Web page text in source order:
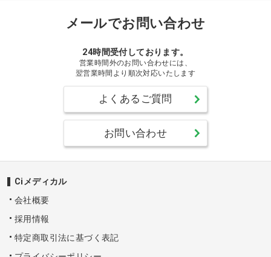
メールでお問い合わせ
24時間受付しております。
営業時間外のお問い合わせには、
翌営業時間より順次対応いたします
よくあるご質問
お問い合わせ
Ciメディカル
会社概要
採用情報
特定商取引法に基づく表記